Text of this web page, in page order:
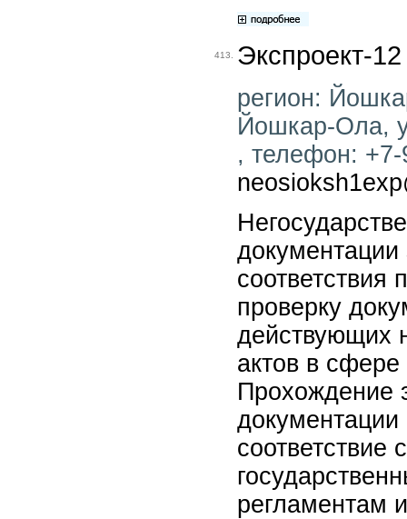
413. Экспроект-12
регион:
Йошкар-Ола,
, телефон:
документации
соответствия
проверку
действующих
актов в сфере
Прохождение
документации
регламентам